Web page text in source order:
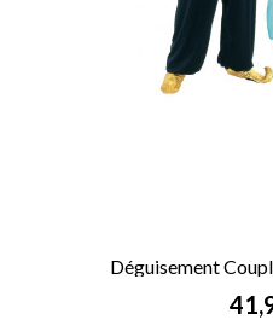
Déguisement
Prix